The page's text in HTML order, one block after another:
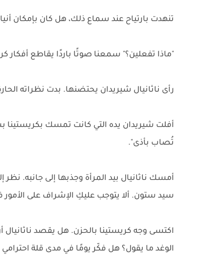
تنهدت بارتياح عند سماع ذلك، هل كان بإمكان
"ماذا تفعلين؟" سمعنا صوتًا باردًا يقاطع أفكار
رأى ناثانيال شيريدان يحتضنها. بدت نظراته
أفلت شيريدان يده التي كانت تمسك بكريستينا
تُصاب بأذى".
أمسك ناثانيال بيد المرأة وجذبها إلى جانبه.
سيد ستون. ألا يتوجب عليكِ الإشراف على الأمور
اكتسى وجه كريستينا بالحزن. هل يقصد
الوغد ما يقول؟ هل فكّر يومًا في مدى قلة